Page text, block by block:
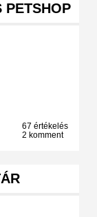
PETSHOP
67 értékelés
2 komment